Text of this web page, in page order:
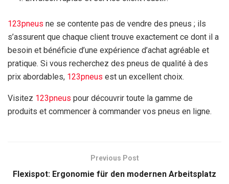
123pneus ne se contente pas de vendre des pneus ; ils
s’assurent que chaque client trouve exactement ce dont il a
besoin et bénéficie d’une expérience d’achat agréable et
pratique. Si vous recherchez des pneus de qualité à des
prix abordables, 123pneus est un excellent choix.
Visitez 123pneus pour découvrir toute la gamme de
produits et commencer à commander vos pneus en ligne.
Previous Post
Flexispot: Ergonomie für den modernen Arbeitsplatz